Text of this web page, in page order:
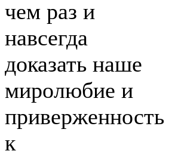
чем раз и
навсегда
доказать наше
миролюбие и
приверженность
к